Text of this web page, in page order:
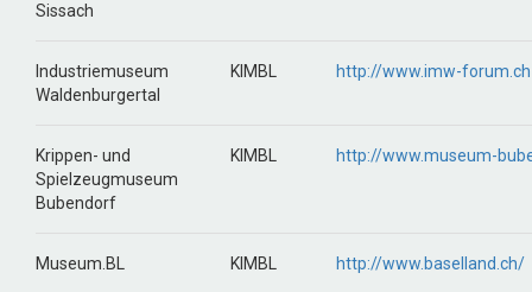
Sissach
Industriemuseum
Waldenburgertal
KIMBL http://www.imw-forum.ch
Krippen- und
Spielzeugmuseum
Bubendorf
KIMBL http://www.museum-
Museum.BL KIMBL http://www.baselland.ch/